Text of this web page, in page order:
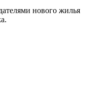
нового жилья